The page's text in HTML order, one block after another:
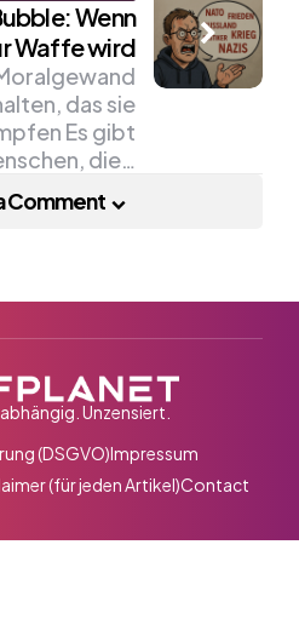
Wenn
Waffe wird
das sie
Es gibt
die…
Comment
Unzensiert.
(DSGVO)Impressum
(für jeden Artikel)Contact